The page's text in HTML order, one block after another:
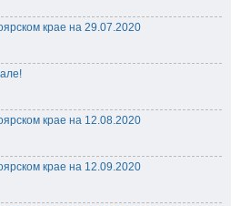
крае на 29.07.2020
крае на 12.08.2020
крае на 12.09.2020